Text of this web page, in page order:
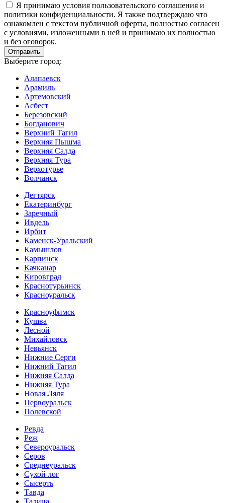
Я принимаю условия пользовательского соглашения и
политики конфиденциальности. Я также подтверждаю что
ознакомлен с текстом публичной оферты, полностью согласен
с условиями, изложенными в ней и принимаю их полностью
и без оговорок.
Выберите город:
Алапаевск
Арамиль
Артемовский
Асбест
Березовский
Богданович
Верхний Тагил
Верхняя Пышма
Верхняя Салда
Верхняя Тура
Верхотурье
Волчанск
Дегтярск
Екатеринбург
Заречный
Ивдель
Ирбит
Каменск-Уральский
Камышлов
Карпинск
Качканар
Кировград
Краснотурьинск
Красноуральск
Красноуфимск
Кушва
Лесной
Михайловск
Невьянск
Нижние Серги
Нижний Тагил
Нижняя Салда
Нижняя Тура
Новая Ляля
Первоуральск
Полевской
Ревда
Реж
Североуральск
Серов
Среднеуральск
Сухой лог
Сысерть
Тавда
Талица